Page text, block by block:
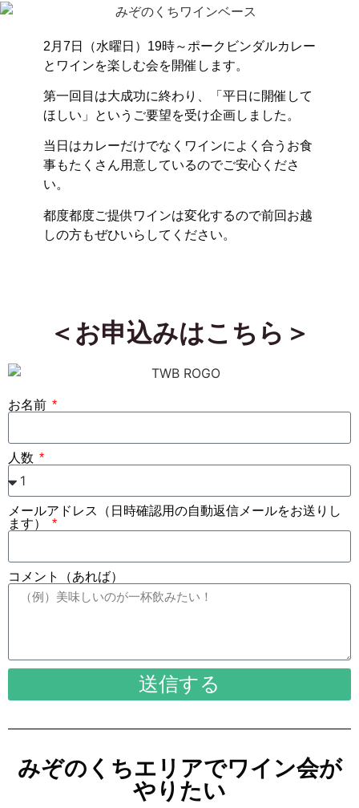
2月7日（水曜日）19時～ポークビンダルカレー
とワインを楽しむ会を開催します。
第一回目は大成功に終わり、「平日に開催して
ほしい」というご要望を受け企画しました。
当日はカレーだけでなくワインによく合うお食
事もたくさん用意しているのでご安心くださ
い。
都度都度ご提供ワインは変化するので前回お越
しの方もぜひいらしてください。
＜お申込みはこちら＞
お名前
人数
メールアドレス（日時確認用の自動返信メールをお送りし
ます）
コメント（あれば）
送信する
みぞのくちエリアでワイン会が
やりたい